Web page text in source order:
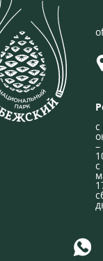
с
–
с